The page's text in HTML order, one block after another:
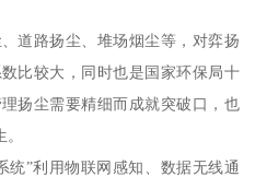
道路扬尘、堆场烟尘等，对弈扬
比较大，同时也是国家环保局十
扬尘需要精细而成就突破口，也
统”利用物联网感知、数据无线通